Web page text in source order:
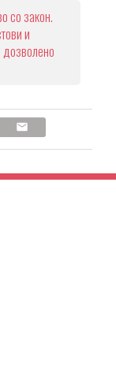
со закон.
и
дозволено